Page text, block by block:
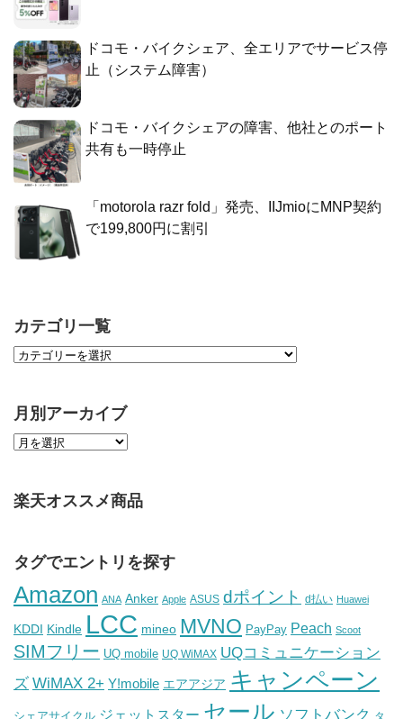
ドコモ・バイクシェア、全エリアでサービス停
止（システム障害）
ドコモ・バイクシェアの障害、他社とのポート
共有も一時停止
「motorola razr fold」発売、IIJmioにMNP契約
で199,800円に割引
カテゴリ一覧
月別アーカイブ
楽天オススメ商品
タグでエントリを探す
Amazon ANA Anker Apple ASUS dポイント d払い Huawei
KDDI Kindle LCC mineo MVNO PayPay Peach Scoot
SIMフリー UQ mobile UQ WiMAX UQコミュニケーション
ズ WiMAX 2+ Y!mobile エアアジア キャンペーン
シェアサイクル ジェットスター セール ソフトバンク タ